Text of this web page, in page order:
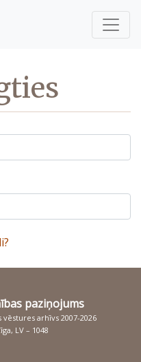
paziņojums
vēstures arhīvs 2007-2026
LV – 1048